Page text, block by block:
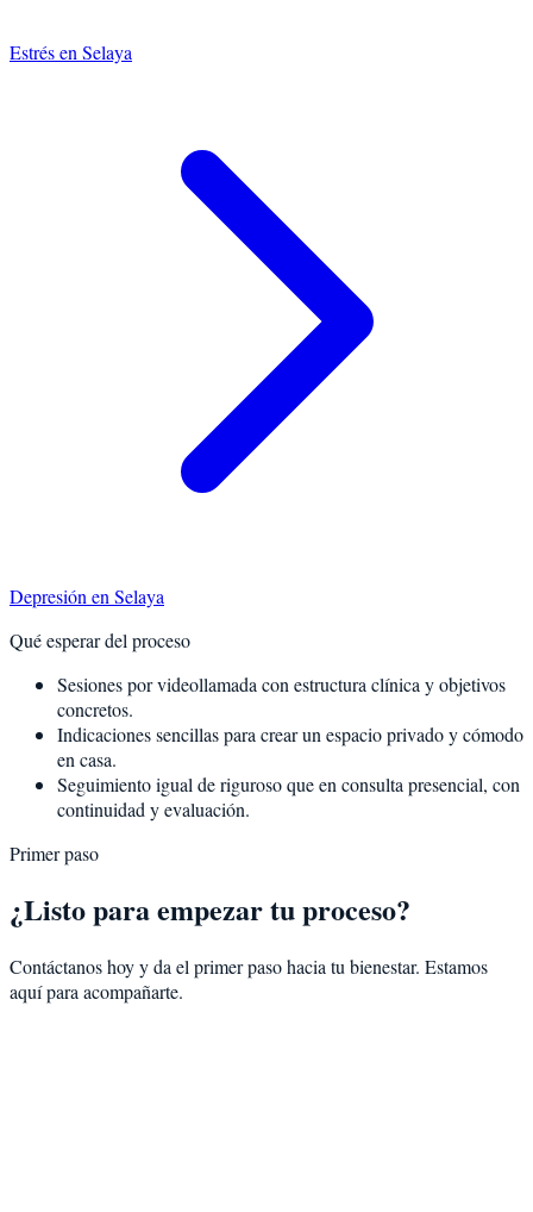
Estrésen Selaya
Depresión en Selaya
Qué esperar del proceso
Sesiones por videollamada con estructura clínica y objetivos
concretos.
Indicaciones sencillas para crear un espacio privado y cómodo
en casa.
Seguimiento igual de riguroso que en consulta presencial, con
continuidad y evaluación.
Primer paso
¿Listo para empezar tu proceso?
Contáctanos hoy y da el primer paso hacia tu bienestar. Estamos
aquí para acompañarte.